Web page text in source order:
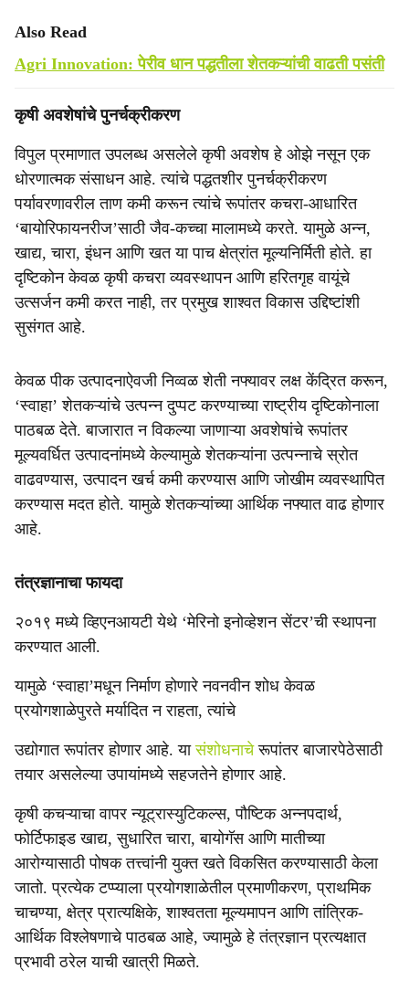
Also Read
Agri Innovation: पेरीव धान पद्धतीला शेतकऱ्यांची वाढती पसंती
कृषी अवशेषांचे पुनर्चक्रीकरण
विपुल प्रमाणात उपलब्ध असलेले कृषी अवशेष हे ओझे नसून एक
धोरणात्मक संसाधन आहे. त्यांचे पद्धतशीर पुनर्चक्रीकरण
पर्यावरणावरील ताण कमी करून त्यांचे रूपांतर कचरा-आधारित
‘बायोरिफायनरीज’साठी जैव-कच्चा मालामध्ये करते. यामुळे अन्न,
खाद्य, चारा, इंधन आणि खत या पाच क्षेत्रांत मूल्यनिर्मिती होते. हा
दृष्टिकोन केवळ कृषी कचरा व्यवस्थापन आणि हरितगृह वायूंचे
उत्सर्जन कमी करत नाही, तर प्रमुख शाश्वत विकास उद्दिष्टांशी
सुसंगत आहे.
केवळ पीक उत्पादनाऐवजी निव्वळ शेती नफ्यावर लक्ष केंद्रित करून,
‘स्वाहा’ शेतकऱ्यांचे उत्पन्न दुप्पट करण्याच्या राष्ट्रीय दृष्टिकोनाला
पाठबळ देते. बाजारात न विकल्या जाणाऱ्या अवशेषांचे रूपांतर
मूल्यवर्धित उत्पादनांमध्ये केल्यामुळे शेतकऱ्यांना उत्पन्नाचे स्रोत
वाढवण्यास, उत्पादन खर्च कमी करण्यास आणि जोखीम व्यवस्थापित
करण्यास मदत होते. यामुळे शेतकऱ्यांच्या आर्थिक नफ्यात वाढ होणार
आहे.
तंत्रज्ञानाचा फायदा
२०१९ मध्ये व्हिएनआयटी येथे ‘मेरिनो इनोव्हेशन सेंटर’ची स्थापना
करण्यात आली.
यामुळे ‘स्वाहा’मधून निर्माण होणारे नवनवीन शोध केवळ
प्रयोगशाळेपुरते मर्यादित न राहता, त्यांचे
उद्योगात रूपांतर होणार आहे. यासंशोधनाचेरूपांतर बाजारपेठेसाठी
तयार असलेल्या उपायांमध्ये सहजतेने होणार आहे.
कृषी कचऱ्याचा वापर न्यूट्रास्युटिकल्स, पौष्टिक अन्नपदार्थ,
फोर्टिफाइड खाद्य, सुधारित चारा, बायोगॅस आणि मातीच्या
आरोग्यासाठी पोषक तत्त्वांनी युक्त खते विकसित करण्यासाठी केला
जातो. प्रत्येक टप्प्याला प्रयोगशाळेतील प्रमाणीकरण, प्राथमिक
चाचण्या, क्षेत्र प्रात्यक्षिके, शाश्वतता मूल्यमापन आणि तांत्रिक-
आर्थिक विश्लेषणाचे पाठबळ आहे, ज्यामुळे हे तंत्रज्ञान प्रत्यक्षात
प्रभावी ठरेल याची खात्री मिळते.